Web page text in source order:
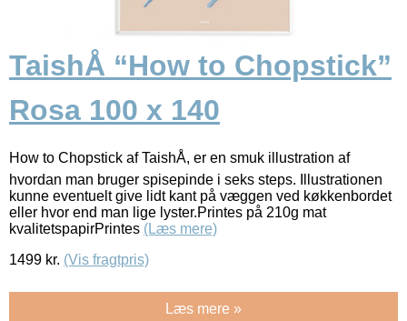
TaishÅ “How to Chopstick”
Rosa 100 x 140
How to Chopstick af TaishÅ, er en smuk illustration af
hvordan man bruger spisepinde i seks steps. Illustrationen
kunne eventuelt give lidt kant på væggen ved køkkenbordet
eller hvor end man lige lyster.Printes på 210g mat
kvalitetspapirPrintes (Læs mere)
1499 kr. (Vis fragtpris)
Læs mere »